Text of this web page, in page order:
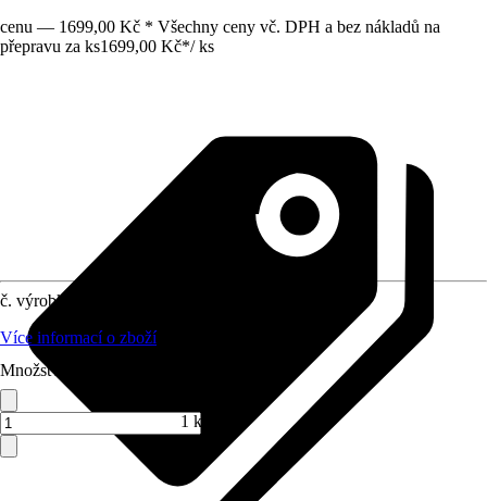
cenu — 1699,00 Kč * Všechny ceny vč. DPH a bez nákladů na
přepravu za ks1699,00 Kč*/ ks
č. výrobku
Více informací o zboží
Množství (ks)
1 ks